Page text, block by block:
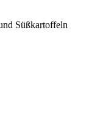
Süßkartoffeln